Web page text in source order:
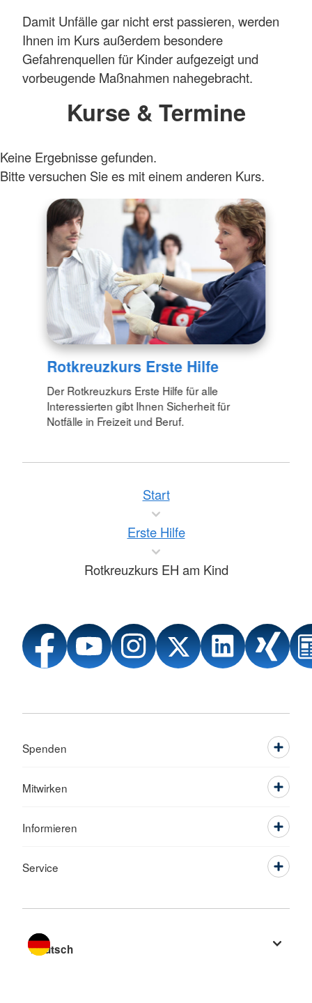
Damit Unfälle gar nicht erst passieren, werden
Ihnen im Kurs außerdem besondere
Gefahrenquellen für Kinder aufgezeigt und
vorbeugende Maßnahmen nahegebracht.
Kurse & Termine
Keine Ergebnisse gefunden.
Bitte versuchen Sie es mit einem anderen Kurs.
Rotkreuzkurs Erste Hilfe
Der Rotkreuzkurs Erste Hilfe für alle
Interessierten gibt Ihnen Sicherheit für
Notfälle in Freizeit und Beruf.
Start
Erste Hilfe
Rotkreuzkurs EH am Kind
Spenden
Mitwirken
Informieren
Service
Sprache wechseln zu